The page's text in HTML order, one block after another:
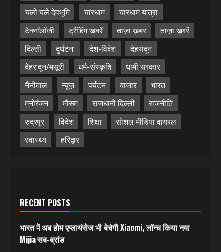
चलो चले देवभूमि
चारधाम
चारधाम यात्रा
टेक्नॉलॉजी
ट्रेंडिंग खबरें ताज़ा ख़बर
ताज़ा ख़बरें
दिल्ली
दुर्घटना देश-विदेश
देहरादून
देहरादून/मसूरी
धर्म-संस्कृति
धामी सरकार
नैनीताल
न्यूज़ पर्यटन बाजार
भारत
मनोरंजन
मौसम राजधानी दिल्ली
राजनीति
रुद्रपुर
विदेश शिक्षा
सोशल मीडिया वायरल
स्वास्थ्य
हरिद्वार
RECENT POSTS
भारत में अब होम एप्लायंसेज भी बेचेगी Xiaomi, लॉन्च किया नया
Mijia सब-ब्रांड